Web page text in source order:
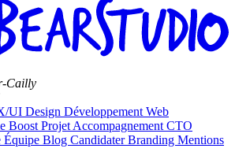
Cailly
UI Design Développement Web
Boost Projet Accompagnement CTO
Équipe Blog CandidaterBranding Mentions